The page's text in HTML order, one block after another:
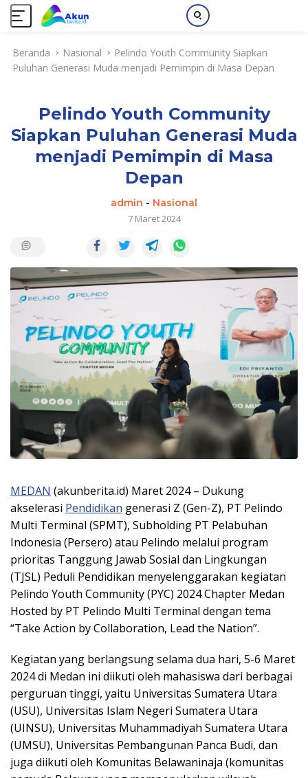
Beranda Nasional
Pelindo Youth Community Siapkan
Puluhan Generasi Muda menjadi Pemimpin di Masa Depan
Pelindo Youth Community
Siapkan Puluhan Generasi Muda
menjadi Pemimpin di Masa
Depan
admin - Nasional
7 Maret 2024
MEDAN (akunberita.id) Maret 2024 – Dukung
akselerasi Pendidikan generasi Z (Gen-Z), PT Pelindo
Multi Terminal (SPMT), Subholding PT Pelabuhan
Indonesia (Persero) atau Pelindo melalui program
prioritas Tanggung Jawab Sosial dan Lingkungan
(TJSL) Peduli Pendidikan menyelenggarakan kegiatan
Pelindo Youth Community (PYC) 2024 Chapter Medan
Hosted by PT Pelindo Multi Terminal dengan tema
“Take Action by Collaboration, Lead the Nation”.
Kegiatan yang berlangsung selama dua hari, 5-6 Maret
2024 di Medan ini diikuti oleh mahasiswa dari berbagai
perguruan tinggi, yaitu Universitas Sumatera Utara
(USU), Universitas Islam Negeri Sumatera Utara
(UINSU), Universitas Muhammadiyah Sumatera Utara
(UMSU), Universitas Pembangunan Panca Budi, dan
juga diikuti oleh Komunitas Belawaninaja (komunitas